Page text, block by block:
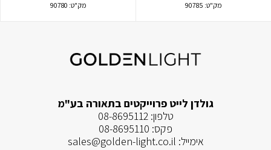
מק"ט: 90785 מק"ט: 90780
גולדן לייט פרוייקטים בתאורה בע"מ
טלפון:08-8695112
פקס: 08-8695110
אימייל: sales@golden-light.co.il